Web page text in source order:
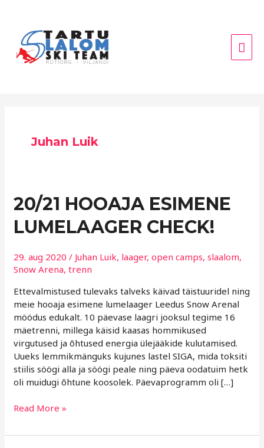
content
Juhan Luik
20/21 HOOAJA ESIMENE
LUMELAAGER CHECK!
29. aug 2020/ Juhan Luik, laager,open camps,slaalom,
Snow Arena,trenn
Ettevalmistused tulevaks talveks käivad täistuuridel ning
meie hooaja esimene lumelaager Leedus Snow Arenal
möödus edukalt. 10 päevase laagri jooksul tegime 16
mäetrenni, millega käisid kaasas hommikused
virgutused ja õhtused energia ülejääkide kulutamised.
Uueks lemmikmänguks kujunes lastel SIGA, mida toksiti
stiilis söögi alla ja söögi peale ning päeva oodatuim hetk
oli muidugi õhtune koosolek. Päevaprogramm oli […]
20/21
HOOAJA
ESIMENE
LUMELAAGER
Read More »